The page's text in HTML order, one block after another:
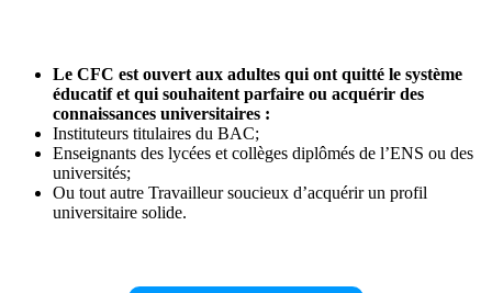
Le CFC est ouvert aux adultes qui ont quitté le système
éducatif et qui souhaitent parfaire ou acquérir des
connaissances universitaires :
Instituteurs titulaires du BAC;
Enseignants des lycées et collèges diplômés de l’ENS ou des
universités;
Ou tout autre Travailleur soucieux d’acquérir un profil
universitaire solide.